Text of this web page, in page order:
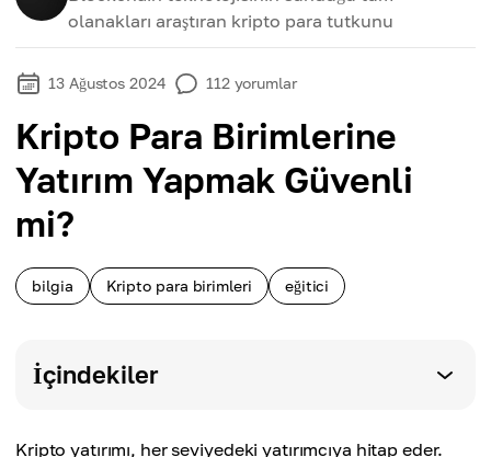
olanakları araştıran kripto para tutkunu
13 Ağustos 2024 112 yorumlar
Kripto Para Birimlerine
Yatırım Yapmak Güvenli
mi?
bilgia Kripto para birimleri eğitici
İçindekiler
Kripto yatırımı, her seviyedeki yatırımcıya hitap eder.